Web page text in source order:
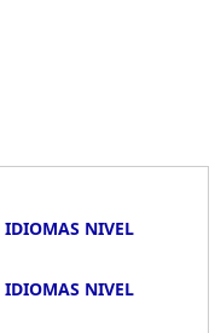
IDIOMAS NIVEL
IDIOMAS NIVEL